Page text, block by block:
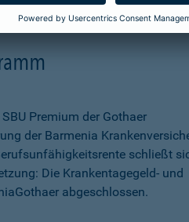
Premium der Gothaer
der Barmenia
schließt
Die Krankentagegeld- und
abgeschlossen.